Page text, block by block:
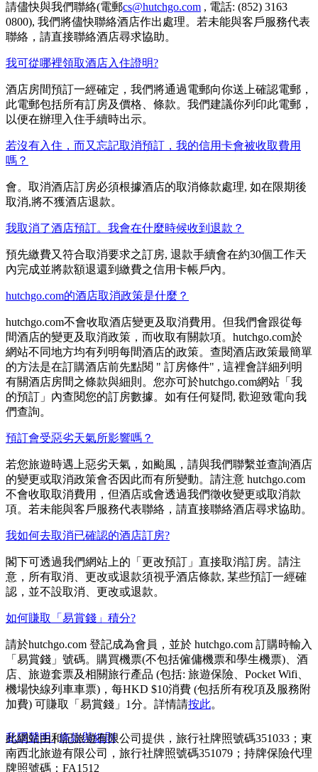
請儘快與我們聯絡(電郵cs@hutchgo.com , 電話: (852) 3163
0800), 我們將儘快聯絡酒店作出處理。若未能與客戶服務代表
聯絡，請直接聯絡酒店尋求協助。
我可從哪裡領取酒店入住證明?
酒店房間預訂一經確定，我們將通過電郵向你送上確認電郵，
此電郵包括所有訂房及價格、條款。我們建議你列印此電郵，
以便在辦理入住手續時出示。
若沒有入住，而又忘記取消預訂，我的信用卡會被收取費用
嗎？
會。取消酒店訂房必須根據酒店的取消條款處理, 如在限期後
取消,將不獲酒店退款。
我取消了酒店預訂。我會在什麼時候收到退款？
預先繳費又符合取消要求之訂房, 退款手續會在約30個工作天
內完成並將款額退還到繳費之信用卡帳戶內。
hutchgo.com的酒店取消政策是什麼？
hutchgo.com不會收取酒店變更及取消費用。但我們會跟從每
間酒店的變更及取消政策，而收取有關款項。hutchgo.com於
網站不同地方均有列明每間酒店的政策。查閱酒店政策最簡單
的方法是在訂購酒店前先點閱 " 訂房條件" , 這裡會詳細列明
有關酒店房間之條款與細則。您亦可於hutchgo.com網站「我
的預訂」內查閱您的訂房數據。如有任何疑問, 歡迎致電向我
們查詢。
預訂會受惡劣天氣所影響嗎？
若您旅遊時遇上惡劣天氣，如颱風，請與我們聯繫並查詢酒店
的變更或取消政策會否因此而有所變動。請注意 hutchgo.com
不會收取取消費用，但酒店或會透過我們徵收變更或取消款
項。若未能與客戶服務代表聯絡，請直接聯絡酒店尋求協助。
我如何去取消已確認的酒店訂房?
閣下可透過我們網站上的「更改預訂」直接取消訂房。請注
意，所有取消、更改或退款須視乎酒店條款, 某些預訂一經確
認，並不設取消、更改或退款。
如何賺取「易賞錢」積分?
請於hutchgo.com 登記成為會員，並於 hutchgo.com 訂購時輸入
「易賞錢」號碼。購買機票(不包括僱傭機票和學生機票)、酒
店、旅遊套票及相關旅行產品 (包括: 旅遊保險、Pocket Wifi、
機場快線列車車票)，每HKD $10消費 (包括所有稅項及服務附
加費) 可賺取「易賞錢」1分。詳情請按此。
私隱聲明|條款與細則
此網站由和記旅遊有限公司提供，旅行社牌照號碼351033；東
南西北旅遊有限公司，旅行社牌照號碼351079；持牌保險代理
牌照號碼：FA1512